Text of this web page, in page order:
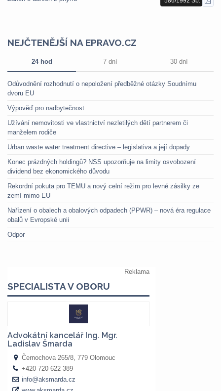
PDF
NEJČTENĚJŠÍ NA EPRAVO.CZ
24 hod 7 dní 30 dní
Odůvodnění rozhodnutí o nepoložení předběžné otázky Soudnímu
dvoru EU
Výpověď pro nadbytečnost
Užívání nemovitosti ve vlastnictví nezletilých dětí partnerem či
manželem rodiče
Urban waste water treatment directive – legislativa a její dopady
Konec prázdných holdingů? NSS upozorňuje na limity osvobození
dividend bez ekonomického důvodu
Rekordní pokuta pro TEMU a nový celní režim pro levné zásilky ze
zemí mimo EU
Nařízení o obalech a obalových odpadech (PPWR) – nová éra regulace
obalů v Evropské unii
Odpor